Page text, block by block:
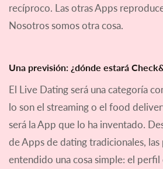
recíproco. Las otras Apps
Nosotros somos otra cosa.
Una previsión: ¿dónde estará
El Live Dating será una categoría
lo son el streaming o el food
será la App que lo ha inventado.
de Apps de dating tradicionales, las
entendido una cosa simple: el perfil